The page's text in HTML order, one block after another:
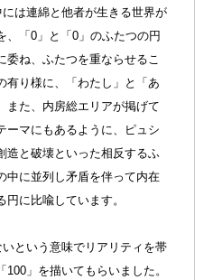
は連綿と他者が生きる世界が
、「0」と「0」のふたつの円
委ね、ふたつを重ならせるこ
有り様に、「わたし」と「あ
また、内房総エリアが掲げて
ーマにもあるように、ピュシ
造と破壊といった相反するふ
中に並列し矛盾を伴って内在
に比喩しています。
という意味でリアリティを帯
」を描いてもらいました。